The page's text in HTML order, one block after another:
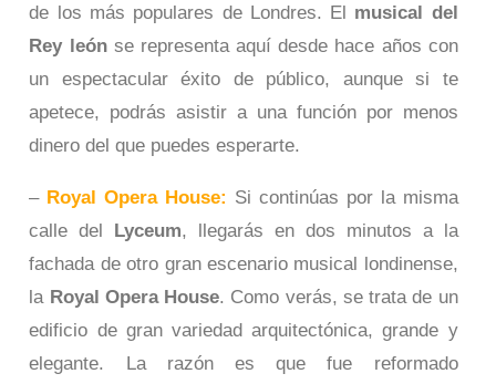
de los más populares de Londres. El musical del
Rey leónse representa aquí desde hace años con
un espectacular éxito de público, aunque si te
apetece, podrás asistir a una función por menos
dinero del que puedes esperarte.
– Royal Opera House: Si continúas por la misma
calle del Lyceum, llegarás en dos minutos a la
fachada de otro gran escenario musical londinense,
la Royal Opera House. Como verás, se trata de un
edificio de gran variedad arquitectónica, grande y
elegante. La razón es que fue reformado